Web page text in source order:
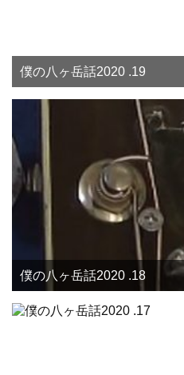
僕の八ヶ岳話2020 .19
僕の八ヶ岳話2020 .18